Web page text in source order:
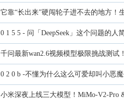
它靠“长出来”硬闯轮子进不去的地方！
0 1 5 5 - 问「DeepSeek」这个问题的人
千问最新wan2.6视频模型极限挑战测
0 2 0 b -不懂为什么这么可爱却叫小恶
小米深夜上线三大模型！MiMo-V2-Pro